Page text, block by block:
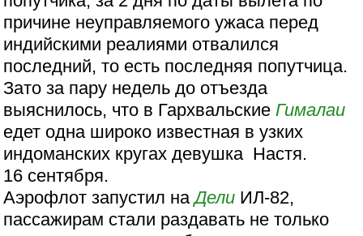
причине неуправляемого ужаса перед
индийскими реалиями отвалился
последний, то есть последняя попутчица.
Зато за пару недель до отъезда
выяснилось, что в ГархвальскиеГималаи
едет одна широко известная в узких
индоманских кругах девушка Настя.
16 сентября.
Аэрофлот запустил наДели ИЛ-82,
пассажирам стали раздавать не только